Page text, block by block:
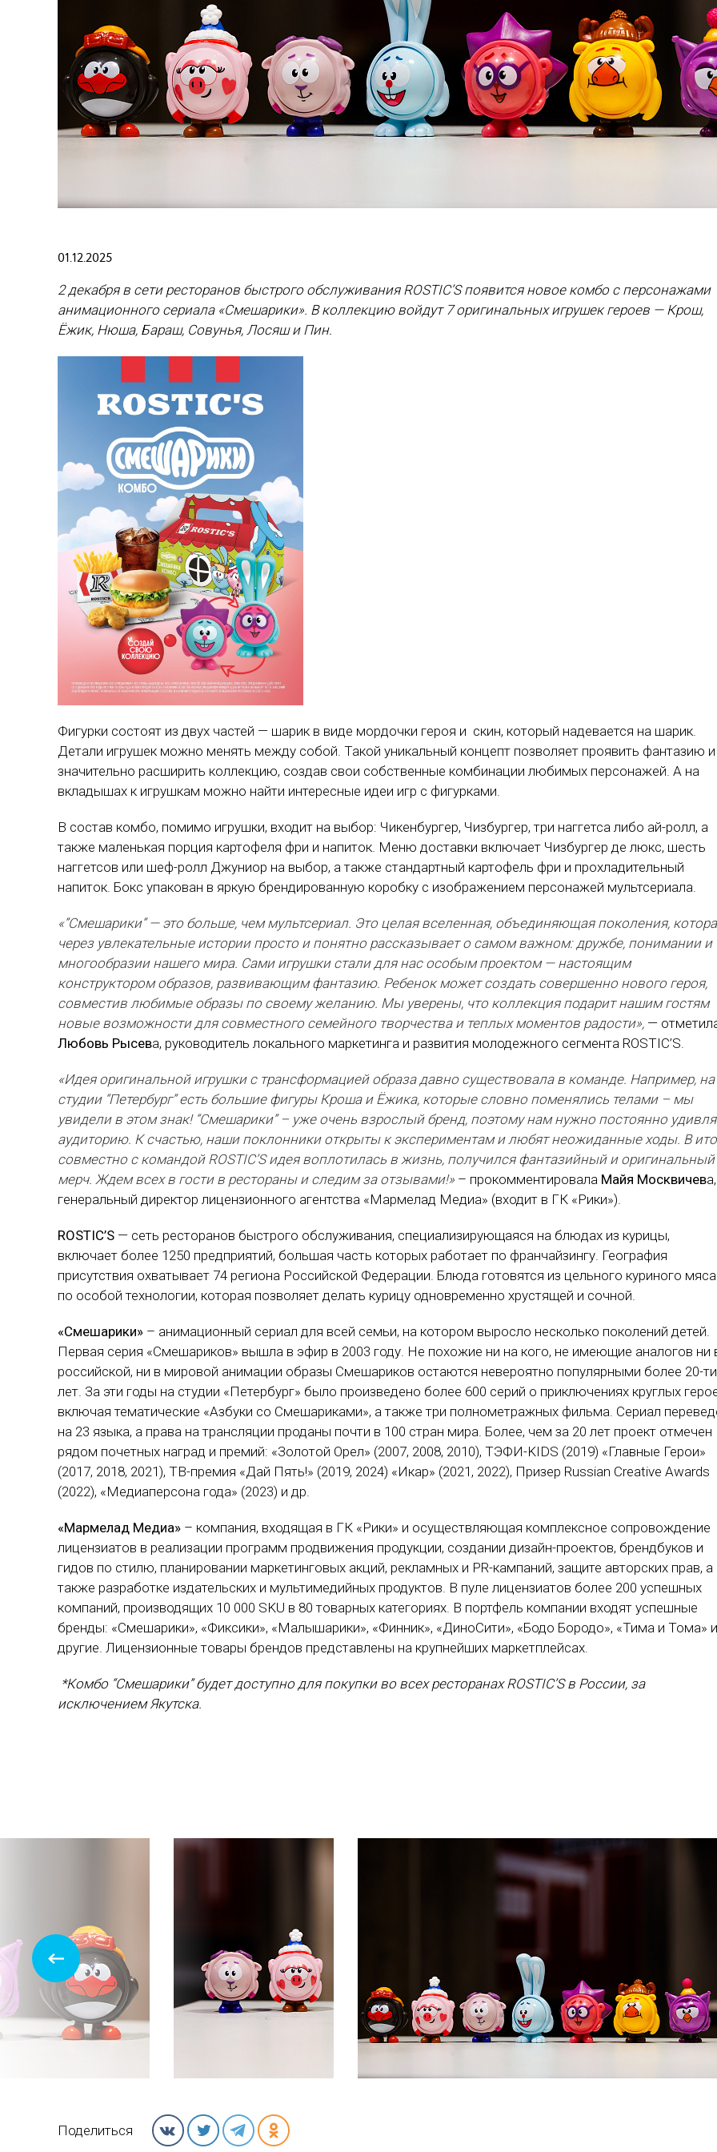
01.12.2025
2 декабря в сети ресторанов быстрого обслуживания ROSTIC’S появится новое комбо с персонажами
анимационного сериала «Смешарики». В коллекцию войдут 7 оригинальных игрушек героев — Крош,
Ёжик, Нюша, Бараш, Совунья, Лосяш и Пин.
Фигурки состоят из двух частей — шарик в виде мордочки героя и скин, который надевается на шарик.
Детали игрушек можно менять между собой. Такой уникальный концепт позволяет проявить фантазию и
значительно расширить коллекцию, создав свои собственные комбинации любимых персонажей. А на
вкладышах к игрушкам можно найти интересные идеи игр с фигурками.
В состав комбо, помимо игрушки, входит на выбор: Чикенбургер, Чизбургер, три наггетса либо ай-ролл, а
также маленькая порция картофеля фри и напиток. Меню доставки включает Чизбургер де люкс, шесть
наггетсов или шеф-ролл Джуниор на выбор, а также стандартный картофель фри и прохладительный
напиток. Бокс упакован в яркую брендированную коробку с изображением персонажей мультсериала.
«”Смешарики” — это больше, чем мультсериал. Это целая вселенная, объединяющая поколения,
через увлекательные истории просто и понятно рассказывает о самом важном: дружбе, понимании и
многообразии нашего мира. Сами игрушки стали для нас особым проектом — настоящим
конструктором образов, развивающим фантазию. Ребенок может создать совершенно нового героя,
совместив любимые образы по своему желанию. Мы уверены, что коллекция подарит нашим гостям
новые возможности для совместного семейного творчества и теплых моментов радости», —
Любовь Рысева, руководитель локального маркетинга и развития молодежного сегмента ROSTIC’S.
«Идея оригинальной игрушки с трансформацией образа давно существовала в команде. Например, на
студии “Петербург” есть большие фигуры Кроша и Ёжика, которые словно поменялись телами – мы
увидели в этом знак! “Смешарики” – уже очень взрослый бренд, поэтому нам нужно постоянно
аудиторию. К счастью, наши поклонники открыты к экспериментам и любят неожиданные ходы. В
совместно с командой ROSTIC’S идея воплотилась в жизнь, получился фантазийный и оригинальный
мерч. Ждем всех в гости в рестораны и следим за отзывами!» – прокомментировала Майя Москвичева,
генеральный директор лицензионного агентства «Мармелад Медиа» (входит в ГК «Рики»).
ROSTIC’S — сеть ресторанов быстрого обслуживания, специализирующаяся на блюдах из курицы,
включает более 1250 предприятий, большая часть которых работает по франчайзингу. География
присутствия охватывает 74 региона Российской Федерации. Блюда готовятся из цельного куриного мяса
по особой технологии, которая позволяет делать курицу одновременно хрустящей и сочной.
«Смешарики» – анимационный сериал для всей семьи, на котором выросло несколько поколений детей.
Первая серия «Смешариков» вышла в эфир в 2003 году. Не похожие ни на кого, не имеющие аналогов ни
российской, ни в мировой анимации образы Смешариков остаются невероятно популярными более 20-ти
лет. За эти годы на студии «Петербург» было произведено более 600 серий о приключениях круглых
включая тематические «Азбуки со Смешариками», а также три полнометражных фильма. Сериал
на 23 языка, а права на трансляции проданы почти в 100 стран мира. Более, чем за 20 лет проект отмечен
рядом почетных наград и премий: «Золотой Орел» (2007, 2008, 2010), ТЭФИ-KIDS (2019) «Главные Герои»
(2017, 2018, 2021), ТВ-премия «Дай Пять!» (2019, 2024) «Икар» (2021, 2022), Призер Russian Creative Awards
(2022), «Медиаперсона года» (2023) и др.
«Мармелад Медиа» – компания, входящая в ГК «Рики» и осуществляющая комплексное сопровождение
лицензиатов в реализации программ продвижения продукции, создании дизайн-проектов, брендбуков и
гидов по стилю, планировании маркетинговых акций, рекламных и PR-кампаний, защите авторских прав, а
также разработке издательских и мультимедийных продуктов. В пуле лицензиатов более 200 успешных
компаний, производящих 10 000 SKU в 80 товарных категориях. В портфель компании входят успешные
бренды: «Смешарики», «Фиксики», «Малышарики», «Финник», «ДиноСити», «Бодо Бородо», «Тима и Тома» и
другие. Лицензионные товары брендов представлены на крупнейших маркетплейсах.
*Комбо “Смешарики” будет доступно для покупки во всех ресторанах ROSTIC’S в России, за
исключением Якутска.
Поделиться